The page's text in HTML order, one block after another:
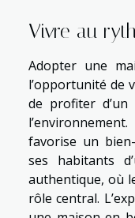
Vivre au
Adopter une
l’opportunité de
de profiter d’un
favorise un
ses habitants
authentique, où
rôle central.